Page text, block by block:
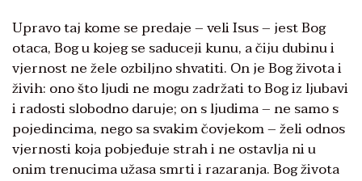
Upravo taj kome se predaje – veli Isus – jest Bog
otaca, Bog u kojeg se saduceji kunu, a čiju dubinu i
vjernost ne žele ozbiljno shvatiti. On je Bog života i
živih: ono što ljudi ne mogu zadržati to Bog iz ljubavi
i radosti slobodno daruje; on s ljudima – ne samo s
pojedincima, nego sa svakim čovjekom – želi odnos
vjernosti koja pobjeđuje strah i ne ostavlja ni u
onim trenucima užasa smrti i razaranja. Bog života